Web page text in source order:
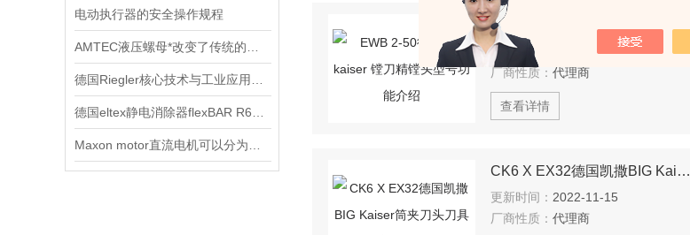
电动执行器的安全操作规程
更新时间：
2022-11-15
厂商性质： 代理商
查看详情
CK6 X EX32德国凯撒BIG Kaiser筒夹刀头刀具产品介绍
更新时间： 2022-11-15
厂商性质： 代理商